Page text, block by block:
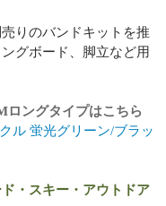
りのバンドキットを推
グボード、脚立など用
ロングタイプはこちら
ル 蛍光グリーン/ブラッ
・スキー・アウトドア